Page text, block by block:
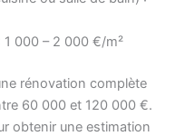
1 000 – 2 000 €/m²
rénovation complète
60 000 et 120 000 €.
obtenir une estimation